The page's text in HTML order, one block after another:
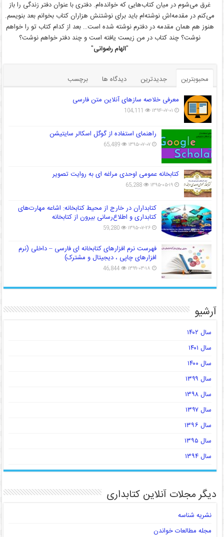
غرق می‌شوم در میان کتاب‌هایی که خوانده‌ام. دفتری با عنوان دفتر زندگی را باز
می‌کنم در مقدمه‌اش نوشته‌ام باید برای نوشتنش هزاران کتاب بخوانم بعد بنویسم.
هنوز هم همان مقدمه در دفترم نوشته شده است… بعد از کدام کتاب تو را خواهم
نوشت؟ چند کتاب در من زیست یافته است و چند دفتر خواهم نوشت؟
"الهام رضوانی"
محبوبترین جدیدترین دیدگاه ها
برچسب
معرفی خلاصه سازهای آنلاین متن فارسی
۱۳۹۴-۰۷-۰۱ 104,111
راهنمای استفاده از گوگل اسکالر سایتیشن
۱۳۹۵-۰۷-۰۷ 65,489
کتابخانه عمومی اوحدی مراغه ای به روایت تصویر
۱۳۹۵-۰۵-۱۹ 65,288
کتابداران در خارج از محیط کتابخانه: اشاعه مهارت‌های
کتابداری و اطلاع‌رسانی بیرون از کتابخانه
۱۳۹۵-۰۷-۲۶ 59,280
فهرست نرم افزارهای کتابخانه ای فارسی – داخلی (نرم
افزارهای چاپی ، دیجیتال و مشترک)
۱۳۹۹-۰۳-۱۸ 46,844
آرشیو
سال ۱۴۰۲
سال ۱۴۰۱
سال ۱۴۰۰
سال ۱۳۹۹
سال ۱۳۹۸
سال ۱۳۹۷
سال ۱۳۹۶
سال ۱۳۹۵
سال ۱۳۹۴
دیگر مجلات آنلاین کتابداری
نشریه شناسه
مجله مطالعات خواندن